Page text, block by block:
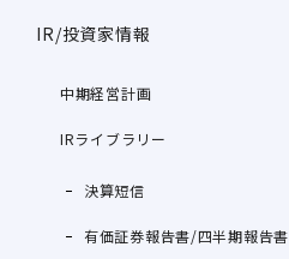
IR/投資家情報
中期経営計画
IRライブラリー
決算短信
有価証券報告書/四半期報告書